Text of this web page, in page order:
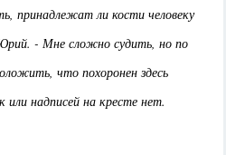
принадлежат ли кости человеку
- Мне сложно судить, но по
что похоронен здесь
или надписей на кресте нет.